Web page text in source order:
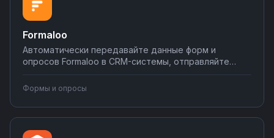
Formaloo
Автоматически передавайте данные форм и
опросов Formaloo в CRM-системы, отправляйте
синхронизируйте результаты с Google Sheets и
аналитическими платформами. Настройте
интеграции за несколько кликов и экономьте часы
на ручной обработке данных.
Формы и опросы